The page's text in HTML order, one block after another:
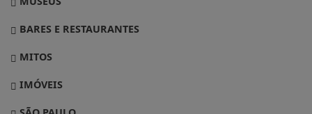
BARES E RESTAURANTES
MITOS
IMÓVEIS